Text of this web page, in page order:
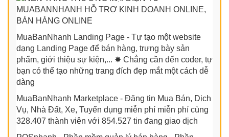
MuaBanNhanh Landing Page - Tự tạo một website
dạng Landing Page để bán hàng, trưng bày sản
phẩm, giới thiệu sự kiện,... ✸ Chẳng cần đến coder, tự
bạn có thể tạo những trang đích đẹp mắt một cách dễ
dàng
MuaBanNhanh Marketplace - Đăng tin Mua Bán, Dịch
Vụ, Nhà Đất, Xe, Tuyển dụng miễn phí miễn phí cùng
328.407 thành viên với 854.527 tin đang giao dịch